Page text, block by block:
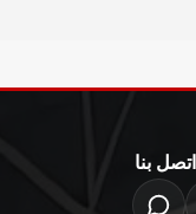
اتصل بنا